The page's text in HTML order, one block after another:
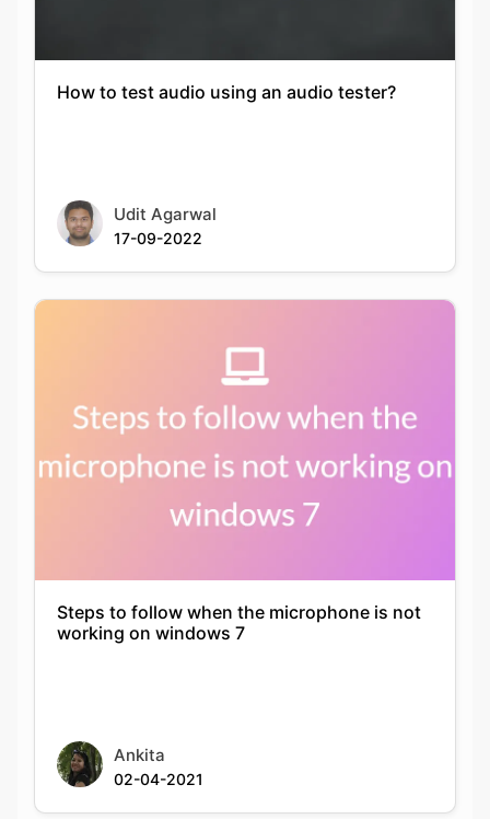
How to test audio using an audio tester?
Udit Agarwal
17-09-2022
Steps to follow when the microphone is not
working on windows 7
Ankita
02-04-2021